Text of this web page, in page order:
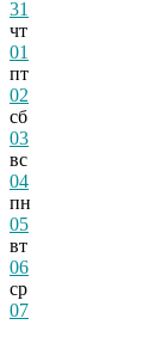
31
чт
01
пт
02
сб
03
вс
04
пн
05
вт
06
ср
07